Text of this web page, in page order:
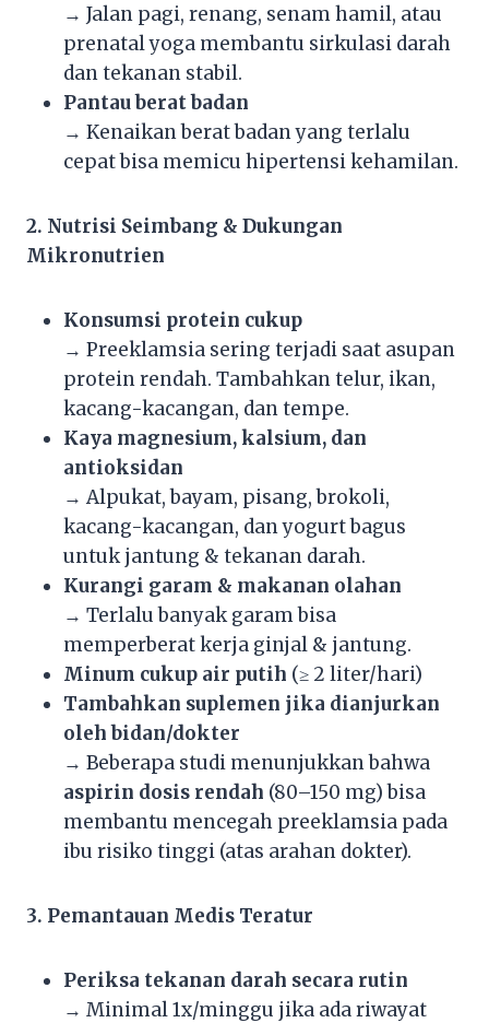
→ Jalan pagi, renang, senam hamil, atau
prenatal yoga membantu sirkulasi darah
dan tekanan stabil.
Pantau berat badan
→ Kenaikan berat badan yang terlalu
cepat bisa memicu hipertensi kehamilan.
2. Nutrisi Seimbang & Dukungan
Mikronutrien
Konsumsi protein cukup
→ Preeklamsia sering terjadi saat asupan
protein rendah. Tambahkan telur, ikan,
kacang-kacangan, dan tempe.
Kaya magnesium, kalsium, dan
antioksidan
→ Alpukat, bayam, pisang, brokoli,
kacang-kacangan, dan yogurt bagus
untuk jantung & tekanan darah.
Kurangi garam & makanan olahan
→ Terlalu banyak garam bisa
memperberat kerja ginjal & jantung.
Minum cukup air putih (≥ 2 liter/hari)
Tambahkan suplemen jika dianjurkan
oleh bidan/dokter
→ Beberapa studi menunjukkan bahwa
aspirin dosis rendah (80–150 mg) bisa
membantu mencegah preeklamsia pada
ibu risiko tinggi (atas arahan dokter).
3. Pemantauan Medis Teratur
Periksa tekanan darah secara rutin
→ Minimal 1x/minggu jika ada riwayat